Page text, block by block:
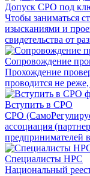
Допуск СРО под
Чтобы заниматься
изысканиями и
свидетельства от
Сопровождение
Прохождение
проводится не
Вступить в СРО
СРО
ассоциация
предпринимателей
Специалисты НРС
Национальный